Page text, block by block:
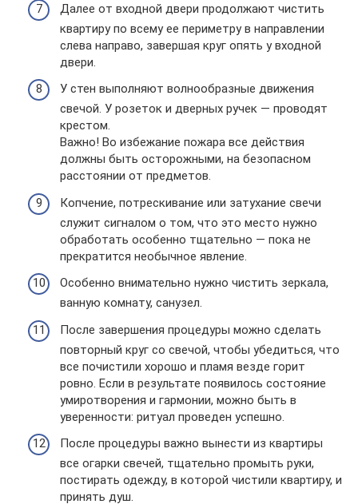
Далее от входной двери продолжают чистить
квартиру по всему ее периметру в направлении
слева направо, завершая круг опять у входной
двери.
У стен выполняют волнообразные движения
свечой. У розеток и дверных ручек — проводят
крестом.
Важно! Во избежание пожара все действия
должны быть осторожными, на безопасном
расстоянии от предметов.
Копчение, потрескивание или затухание свечи
служит сигналом о том, что это место нужно
обработать особенно тщательно — пока не
прекратится необычное явление.
Особенно внимательно нужно чистить зеркала,
ванную комнату, санузел.
После завершения процедуры можно сделать
повторный круг со свечой, чтобы убедиться, что
все почистили хорошо и пламя везде горит
ровно. Если в результате появилось состояние
умиротворения и гармонии, можно быть в
уверенности: ритуал проведен успешно.
После процедуры важно вынести из квартиры
все огарки свечей, тщательно промыть руки,
постирать одежду, в которой чистили квартиру, и
принять душ.